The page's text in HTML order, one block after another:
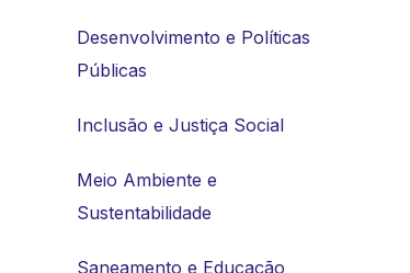
Desenvolvimento e Políticas
Públicas
Inclusão e Justiça Social
Meio Ambiente e
Sustentabilidade
Saneamento e Educação